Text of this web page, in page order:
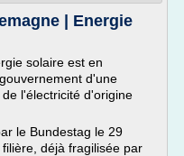
| Energie
solaire est en
d'une
l'électricité d'origine
le Bundestag le 29
déjà fragilisée par